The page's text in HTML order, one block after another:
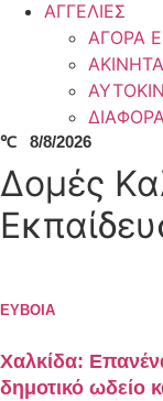
ΑΓΓΕΛΙΕΣ
ΑΓΟΡΑ
ΑΚΙΝΗΤΑ
℃ 8/8/2026
Δομές
ΕΥΒΟΙΑ
Χαλκίδα:
δημοτικό ωδείο